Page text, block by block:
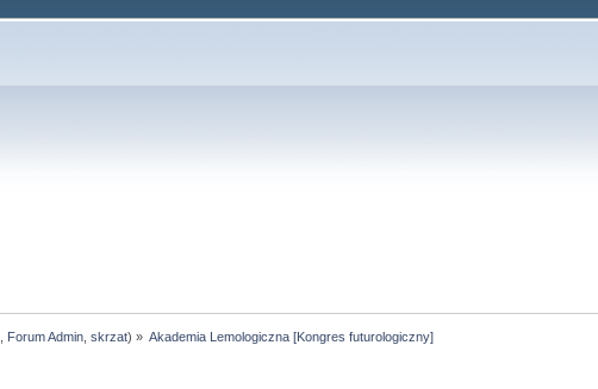
Forum Admin, skrzat) » Akademia Lemologiczna [Kongres futurologiczny]